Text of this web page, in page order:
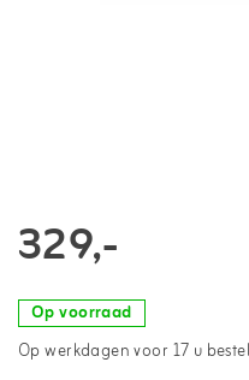
329,-
Op voorraad
Op werkdagen voor 17 u